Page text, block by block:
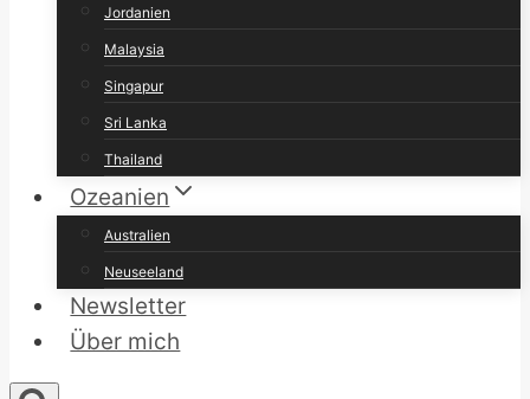
Jordanien
Malaysia
Singapur
Sri Lanka
Thailand
Ozeanien
Australien
Neuseeland
Newsletter
Über mich